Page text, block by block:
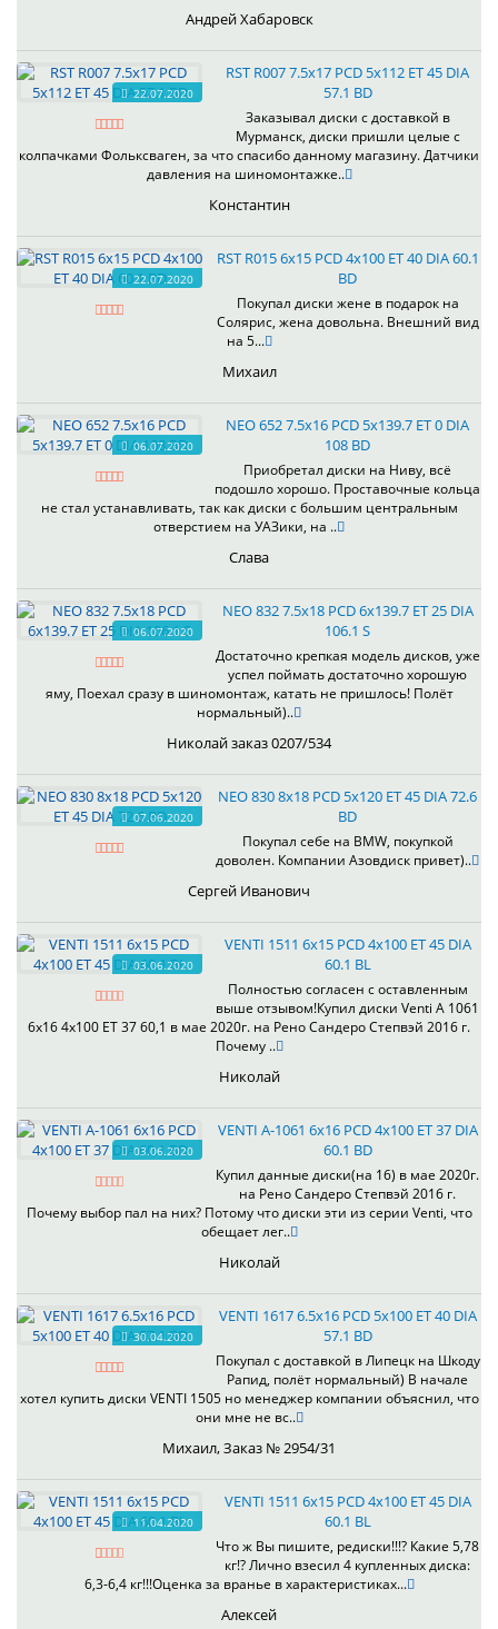
Андрей Хабаровск
22.07.2020
RST R007 7.5x17 PCD 5x112 ET 45 DIA
57.1 BD
Заказывал диски с доставкой в
Мурманск, диски пришли целые с
колпачками Фольксваген, за что спасибо данному магазину. Датчики
давления на шиномонтажке..
Константин
22.07.2020
RST R015 6x15 PCD 4x100 ET 40 DIA 60.1
BD
Покупал диски жене в подарок на
Солярис, жена довольна. Внешний вид
на 5...
Михаил
06.07.2020
NEO 652 7.5x16 PCD 5x139.7 ET 0 DIA
108 BD
Приобретал диски на Ниву, всё
подошло хорошо. Проставочные кольца
не стал устанавливать, так как диски с большим центральным
отверстием на УАЗики, на ..
Слава
06.07.2020
NEO 832 7.5x18 PCD 6x139.7 ET 25 DIA
106.1 S
Достаточно крепкая модель дисков, уже
успел поймать достаточно хорошую
яму, Поехал сразу в шиномонтаж, катать не пришлось! Полёт
нормальный)..
Николай заказ 0207/534
07.06.2020
NEO 830 8x18 PCD 5x120 ET 45 DIA 72.6
BD
Покупал себе на BMW, покупкой
доволен. Компании Азовдиск привет)..
Сергей Иванович
03.06.2020
VENTI 1511 6x15 PCD 4x100 ET 45 DIA
60.1 BL
Полностью согласен с оставленным
выше отзывом!Купил диски Venti А 1061
6x16 4x100 ET 37 60,1 в мае 2020г. на Рено Сандеро Степвэй 2016 г.
Почему ..
Николай
03.06.2020
VENTI А-1061 6x16 PCD 4x100 ET 37 DIA
60.1 BD
Купил данные диски(на 16) в мае 2020г.
на Рено Сандеро Степвэй 2016 г.
Почему выбор пал на них? Потому что диски эти из серии Venti, что
обещает лег..
Николай
30.04.2020
VENTI 1617 6.5x16 PCD 5x100 ET 40 DIA
57.1 BD
Покупал с доставкой в Липецк на Шкоду
Рапид, полёт нормальный) В начале
хотел купить диски VENTI 1505 но менеджер компании объяснил, что
они мне не вс..
Михаил, Заказ № 2954/31
11.04.2020
VENTI 1511 6x15 PCD 4x100 ET 45 DIA
60.1 BL
Что ж Вы пишите, редиски!!!? Какие 5,78
кг!? Лично взесил 4 купленных диска:
6,3-6,4 кг!!!Оценка за вранье в характеристиках...
Алексей